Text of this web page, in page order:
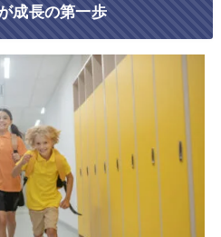
成長の第一歩